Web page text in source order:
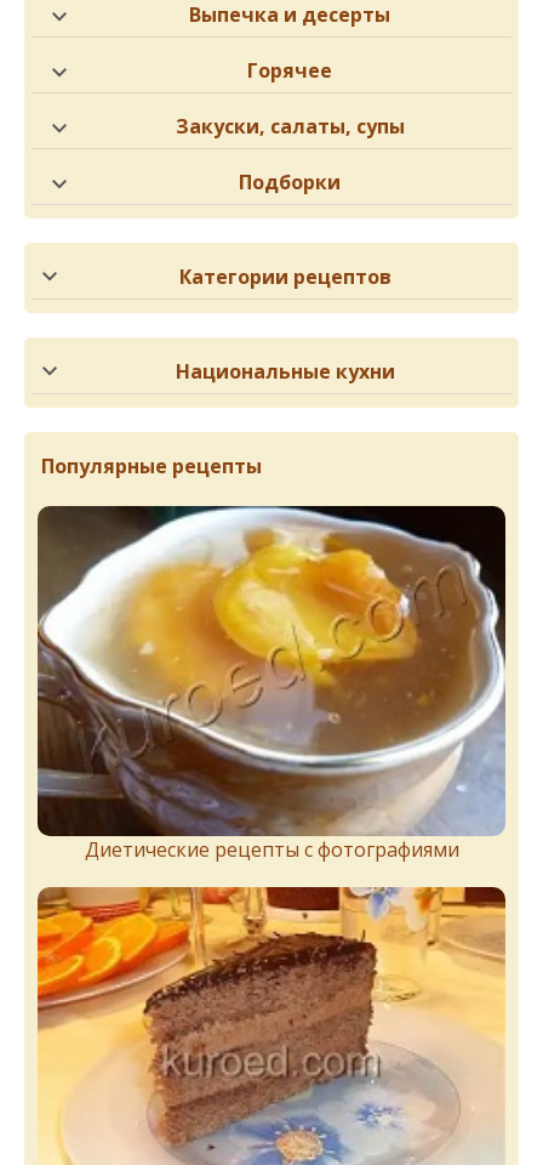
Выпечка и десерты
Горячее
Закуски, салаты, супы
Подборки
Категории рецептов
Национальные кухни
Популярные рецепты
Диетические рецепты с фотографиями